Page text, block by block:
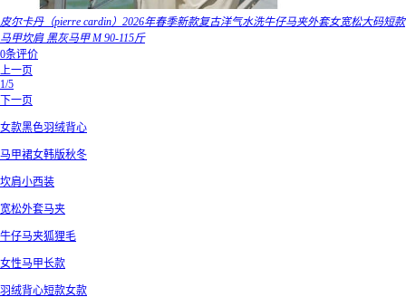
皮尔卡丹（pierre cardin）2026年春季新款复古洋气水洗牛仔马夹外套女宽松大码短款
马甲坎肩 黑灰马甲 M 90-115斤
0条评价
上一页
1/5
下一页
女款黑色羽绒背心
马甲裙女韩版秋冬
坎肩小西装
宽松外套马夹
牛仔马夹狐狸毛
女性马甲长款
羽绒背心短款女款